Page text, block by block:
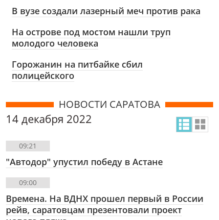
В вузе создали лазерный меч против рака
На острове под мостом нашли труп
молодого человека
Горожанин на питбайке сбил
полицейского
НОВОСТИ САРАТОВА
14 декабря 2022
09:21
"Автодор" упустил победу в Астане
09:00
Времена. На ВДНХ прошел первый в России
рейв, саратовцам презентовали проект